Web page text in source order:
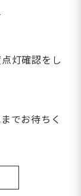
灯確認をし
でお待ちく